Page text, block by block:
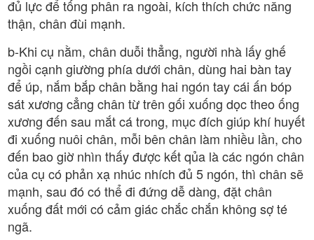
đủ lực để tống phân ra ngoài, kích thích chức năng
thận, chân đùi mạnh.
b-Khi cụ nằm, chân duỗi thẳng, người nhà lấy ghế
ngồi cạnh giường phía dưới chân, dùng hai bàn tay
để úp, nắm bắp chân bằng hai ngón tay cái ấn bóp
sát xương cẳng chân từ trên gối xuống dọc theo ống
xương đến sau mắt cá trong, mục đích giúp khí huyết
đi xuống nuôi chân, mỗi bên chân làm nhiều lần, cho
đến bao giờ nhìn thấy được kết qủa là các ngón chân
của cụ có phản xạ nhúc nhích đủ 5 ngón, thì chân sẽ
mạnh, sau đó có thể đi đứng dễ dàng, đặt chân
xuống đất mới có cảm giác chắc chắn không sợ té
ngã.